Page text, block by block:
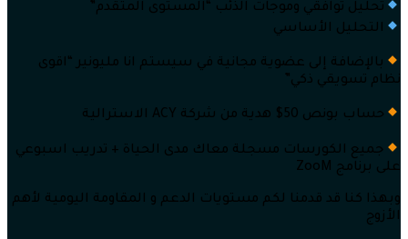
تحليل توافقي وموجات الذئب “المستوى المتقدم”
التحليل الأساسي
بالإضافة إلى عضوية مجانية في سيستم انا مليونير “اقوى
نظام تسويقي ذكي”
حساب بونص 50$ هدية من شركة ACY الاسترالية
جميع الكورسات مسجلة معاك مدى الحياة + تدريب اسبوعي
على برنامج ZooM
وبهذا كنا قد قدمنا لكم مستويات الدعم و المقاومة اليومية لأهم
الأزوج